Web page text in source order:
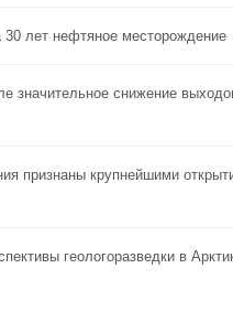
лет нефтяное месторождение
значительное снижение
признаны крупнейшими
геологоразведки в